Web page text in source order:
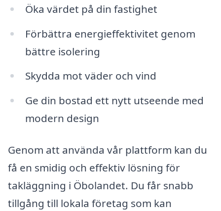
Öka värdet på din fastighet
Förbättra energieffektivitet genom
bättre isolering
Skydda mot väder och vind
Ge din bostad ett nytt utseende med
modern design
Genom att använda vår plattform kan du
få en smidig och effektiv lösning för
takläggning i Öbolandet. Du får snabb
tillgång till lokala företag som kan